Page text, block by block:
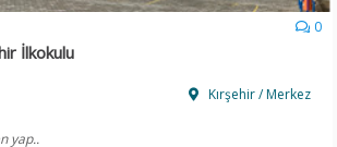
0
İlkokulu
Kırşehir / Merkez
yap..